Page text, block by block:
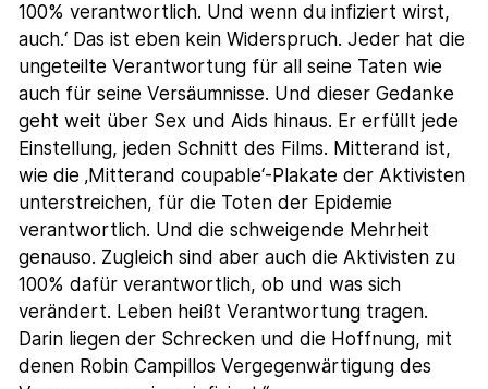
100% verantwortlich. Und wenn du infiziert wirst,
auch.‘ Das ist eben kein Widerspruch. Jeder hat die
ungeteilte Verantwortung für all seine Taten wie
auch für seine Versäumnisse. Und dieser Gedanke
geht weit über Sex und Aids hinaus. Er erfüllt jede
Einstellung, jeden Schnitt des Films. Mitterand ist,
wie die ‚Mitterand coupable‘-Plakate der Aktivisten
unterstreichen, für die Toten der Epidemie
verantwortlich. Und die schweigende Mehrheit
genauso. Zugleich sind aber auch die Aktivisten zu
100% dafür verantwortlich, ob und was sich
verändert. Leben heißt Verantwortung tragen.
Darin liegen der Schrecken und die Hoffnung, mit
denen Robin Campillos Vergegenwärtigung des